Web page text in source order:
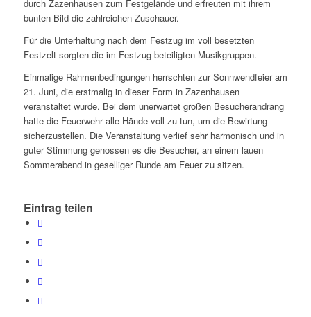
durch Zazenhausen zum Festgelände und erfreuten mit ihrem
bunten Bild die zahlreichen Zuschauer.
Für die Unterhaltung nach dem Festzug im voll besetzten
Festzelt sorgten die im Festzug beteiligten Musikgruppen.
Einmalige Rahmenbedingungen herrschten zur Sonnwendfeier am
21. Juni, die erstmalig in dieser Form in Zazenhausen
veranstaltet wurde. Bei dem unerwartet großen Besucherandrang
hatte die Feuerwehr alle Hände voll zu tun, um die Bewirtung
sicherzustellen. Die Veranstaltung verlief sehr harmonisch und in
guter Stimmung genossen es die Besucher, an einem lauen
Sommerabend in geselliger Runde am Feuer zu sitzen.
Eintrag teilen